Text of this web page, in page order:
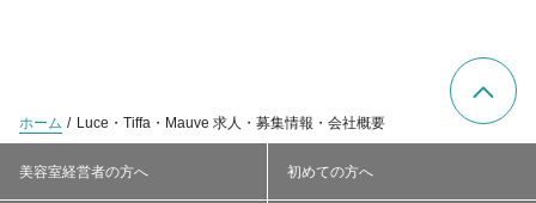
ホーム Luce・Tiffa・Mauve 求人・募集情報・会社概要
美容室経営者の方へ 初めての方へ